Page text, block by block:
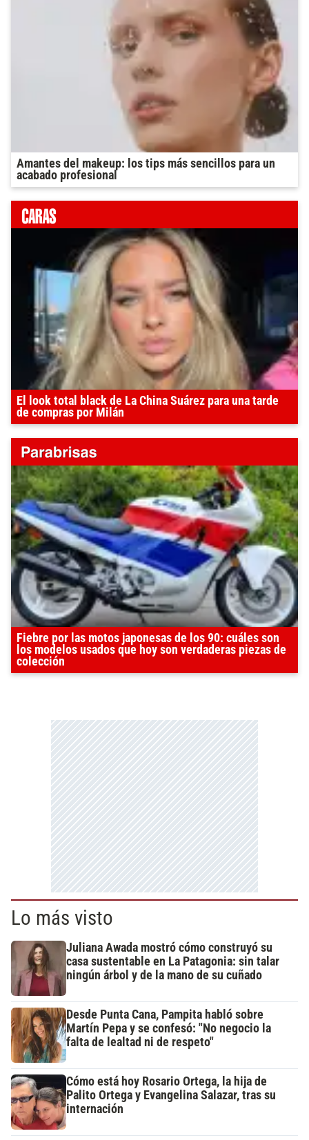
Amantes del makeup: los tips más sencillos para un
acabado profesional
El look total black de La China Suárez para una tarde
de compras por Milán
Fiebre por las motos japonesas de los 90: cuáles son
los modelos usados que hoy son verdaderas piezas de
colección
Lo más visto
Juliana Awada mostró cómo construyó su
casa sustentable en La Patagonia: sin talar
ningún árbol y de la mano de su cuñado
Desde Punta Cana, Pampita habló sobre
Martín Pepa y se confesó: "No negocio la
falta de lealtad ni de respeto"
Cómo está hoy Rosario Ortega, la hija de
Palito Ortega y Evangelina Salazar, tras su
internación